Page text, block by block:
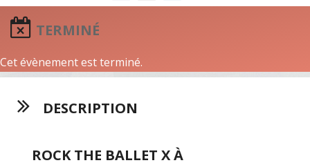
TERMINÉ
Cet évènement est terminé.
DESCRIPTION
ROCK THE BALLET X À